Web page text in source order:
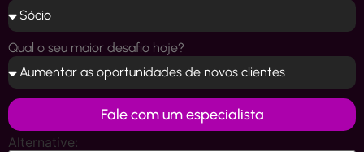
Qual o seu maior desafio hoje?
Fale com um especialista
Alternative: